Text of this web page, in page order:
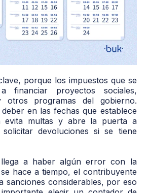
porque los impuestos que se
financiar proyectos sociales,
otros programas del gobierno.
en las fechas que establece
evita multas y abre la puerta a
devoluciones si se tiene
a haber algún error con la
hace a tiempo, el contribuyente
sanciones considerables, por eso